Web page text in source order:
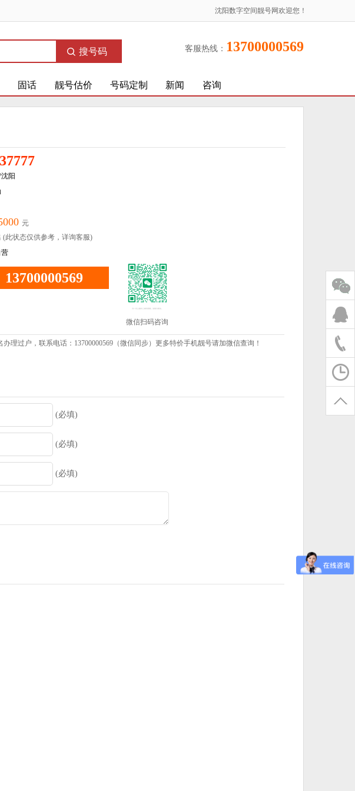
沈阳数字空间靓号网欢迎您！
搜号码 客服热线： 13700000569
固话 靓号估价 号码定制 新闻 咨询
阳
元
(此状态仅供参考，详询客服)
13700000569
微信扫码咨询
理过户，联系电话：13700000569（微信同步）更多特价手机靓号请加微信查询！
(必填)
(必填)
(必填)